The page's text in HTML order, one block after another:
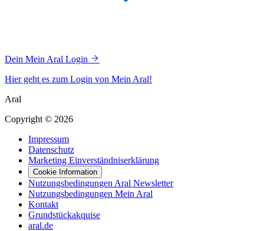
Dein Mein Aral Login
Hier geht es zum Login von Mein Aral!
Aral
Copyright © 2026
Impressum
Datenschutz
Marketing Einverständniserklärung
Cookie Information
Nutzungsbedingungen Aral Newsletter
Nutzungsbedingungen Mein Aral
Kontakt
Grundstückakquise
aral.de